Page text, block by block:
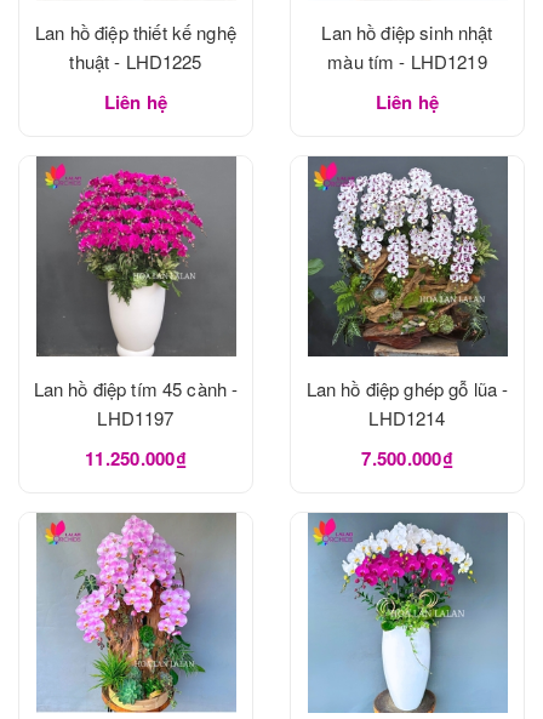
Lan hồ điệp thiết kế nghệ
thuật - LHD1225
Liên hệ
Lan hồ điệp sinh nhật
màu tím - LHD1219
Liên hệ
Lan hồ điệp tím 45 cành -
LHD1197
11.250.000₫
Lan hồ điệp ghép gỗ lũa -
LHD1214
7.500.000₫